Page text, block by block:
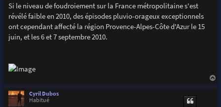
Si le niveau de foudroiement sur la France métropolitaine s'est
révélé faible en 2010, des épisodes pluvio-orageux exceptionnels
ont cependant affecté la région Provence-Alpes-Côte d'Azur le 15
juin, et les 6 et 7 septembre 2010.
Cyril Dubos
Habitué